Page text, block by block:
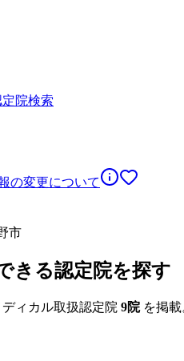
院検索
の変更について
市
きる認定院を探す
ィカル取扱認定院 9院を掲載